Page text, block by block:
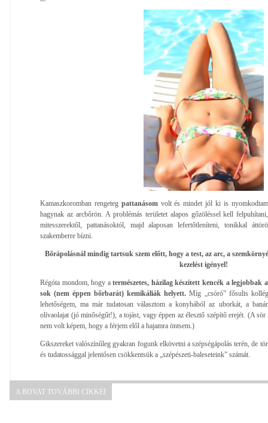
Kamaszkoromban rengeteg pattanásomvolt és mindet jól ki is
hagynak az arcbőrön. A problémás területet alapos gőzöléssel kell
mitesszerektől, pattanásoktól, majd alaposan lefertőtleníteni, tonikkal
szakemberre bízni.
Bőrápolásnál mindig tartsuk szem előtt, hogy a test, az arc, a
kezelést igényel!
Régóta mondom, hogy atermészetes, házilag készített kencék a legjobbak
sok (nem éppen bőrbarát) kemikáliák helyett.Míg „csóró” fősulis
lehetőségem, ma már tudatosan választom a konyhából az uborkát, a
olívaolajat (jó minőségűt!), a tojást, vagy éppen az élesztő szépítő erejét. (A
nem volt képem, hogy a férjem elől a hajamra öntsem.)
Gikszereket valószínűleg gyakran fogunk elkövetni a szépségápolás terén, de
és tudatossággal jelentősen csökkentsük a „szépészeti-baleseteink” számát.
A ROVAT TOVÁBBI CIKKEI